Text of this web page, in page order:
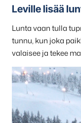
Leville lisää
Lunta vaan tulla
tunnu, kun joka
valaisee ja tekee